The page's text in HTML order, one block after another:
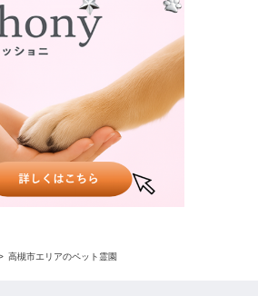
高槻市エリアのペット霊園